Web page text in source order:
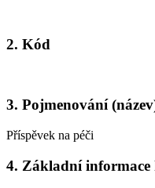
2. Kód
3. Pojmenování
Příspěvek na péči
4. Základní informace